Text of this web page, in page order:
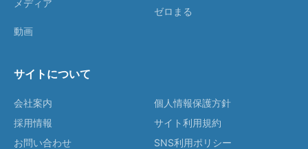
メディア
動画
ゼロまる
サイトについて
会社案内
採用情報
お問い合わせ
個人情報保護方針
サイト利用規約
SNS利用ポリシー